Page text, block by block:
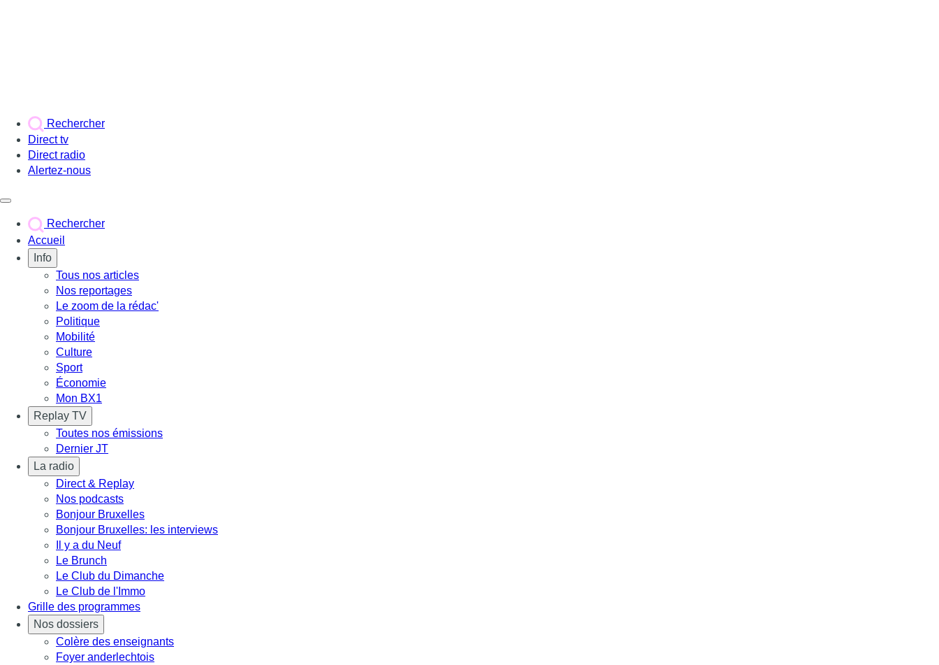
Rechercher
Direct tv
Direct radio
Alertez-nous
Rechercher
Accueil
Info
Tous nos articles
Nos reportages
Le zoom de la rédac'
Politique
Mobilité
Culture
Sport
Économie
Mon BX1
Replay TV
Toutes nos émissions
Dernier JT
La radio
Direct & Replay
Nos podcasts
Bonjour Bruxelles
Bonjour Bruxelles: les interviews
Il y a du Neuf
Le Brunch
Le Club du Dimanche
Le Club de l'Immo
Grille des programmes
Nos dossiers
Colère des enseignants
Foyer anderlechtois